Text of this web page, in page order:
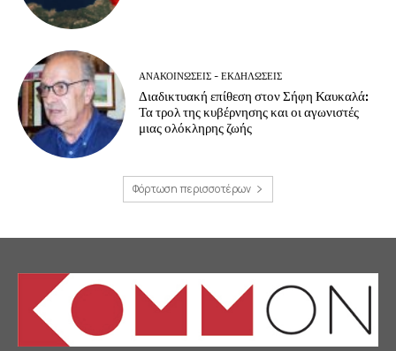
ΑΝΑΚΟΙΝΩΣΕΙΣ - ΕΚΔΗΛΩΣΕΙΣ
Διαδικτυακή επίθεση στον Σήφη Καυκαλά:
Τα τρολ της κυβέρνησης και οι αγωνιστές
μιας ολόκληρης ζωής
Φόρτωση περισσοτέρων